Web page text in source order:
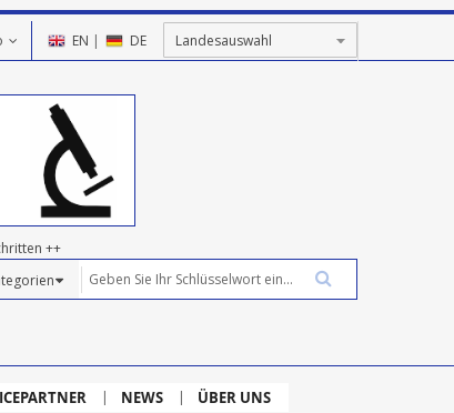
EN | DE
++
NEWS ÜBER UNS